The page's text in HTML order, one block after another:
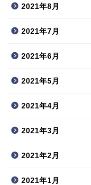
2021年8月
2021年7月
2021年6月
2021年5月
2021年4月
2021年3月
2021年2月
2021年1月